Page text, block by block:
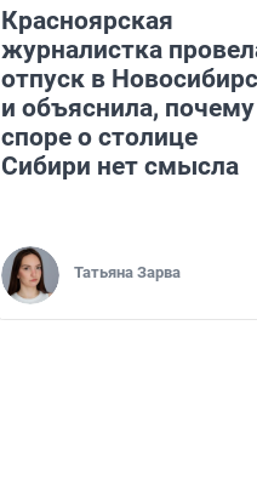
Красноярская
журналистка
отпуск в
и объяснила,
споре о столице
Сибири нет смысла
Татьяна Зарва